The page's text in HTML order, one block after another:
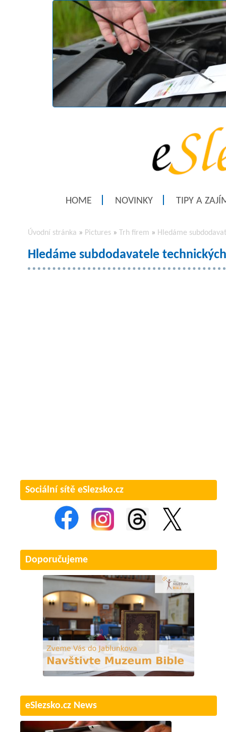
HOME NOVINKY TIPY A
Úvodní stránka » Pictures » Trh firem » Hledáme
Hledáme subdodavatele
Sociální sítě eSlezsko.cz
Doporučujeme
eSlezsko.cz News